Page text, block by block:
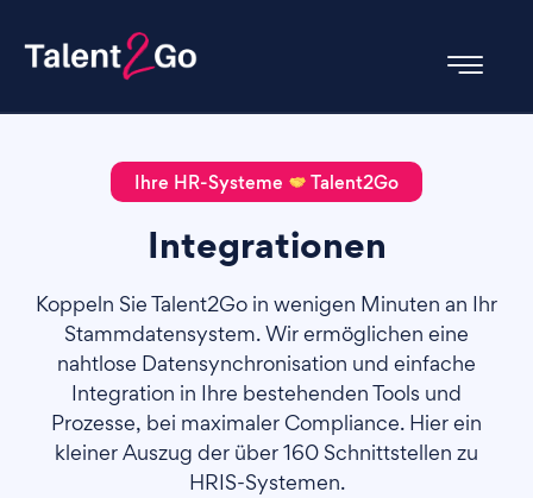
Ihre HR-Systeme Talent2Go
Integrationen
Koppeln Sie Talent2Go in wenigen Minuten an Ihr
Stammdatensystem. Wir ermöglichen eine
nahtlose Datensynchronisation und einfache
Integration in Ihre bestehenden Tools und
Prozesse, bei maximaler Compliance. Hier ein
kleiner Auszug der über 160 Schnittstellen zu
HRIS-Systemen.